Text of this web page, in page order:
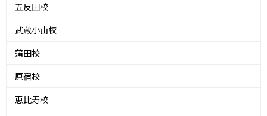
五反田校
武蔵小山校
蒲田校
原宿校
恵比寿校